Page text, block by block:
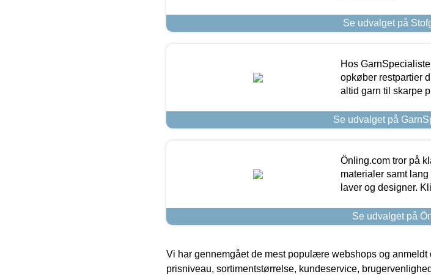
Se udvalget på
Hos
opkøber restpartier
altid garn til skarpe
Se udvalget på
Önling.com tror på
materialer samt
laver og designer.
Se udvalget på
Vi har gennemgået de mest populære webshops og anmeldt
prisniveau, sortimentstørrelse, kundeservice,